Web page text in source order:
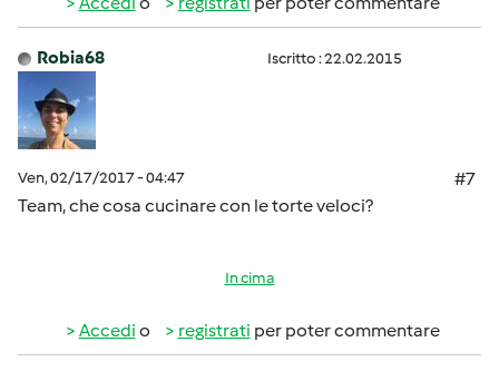
Robia68 Iscritto : 22.02.2015
Ven, 02/17/2017 - 04:47
#7
Team, che cosa cucinare con le torte veloci?
In cima
Accedi o registrati per poter commentare